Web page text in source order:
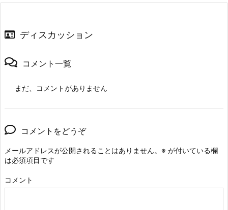
ディスカッション
コメント一覧
まだ、コメントがありません
コメントをどうぞ
メールアドレスが公開されることはありません。 ※ が付いている欄
は必須項目です
コメント